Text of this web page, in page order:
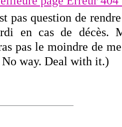
pas question de
en cas de décès.
pas le moindre de
No way. Deal with it.)